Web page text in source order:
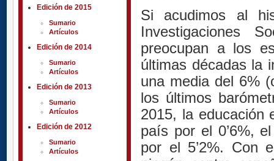
Edición de 2015
Sumario
Artículos
Edición de 2014
Sumario
Artículos
Edición de 2013
Sumario
Artículos
Edición de 2012
Sumario
Artículos
Si acudimos al
Investigaciones
preocupan a los
últimas décadas la
una media del 6%
los últimos
2015, la educación
país por el 0’6%,
por el 5’2%. Con